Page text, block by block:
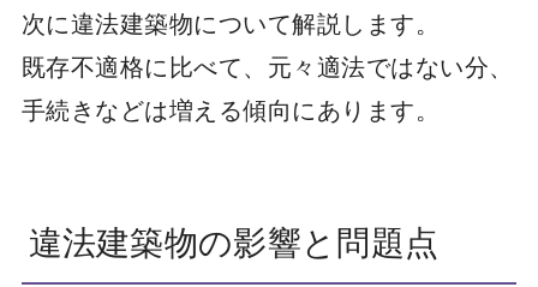
次に違法建築物について解説します。
既存不適格に比べて、元々適法ではない分、
手続きなどは増える傾向にあります。
違法建築物の影響と問題点